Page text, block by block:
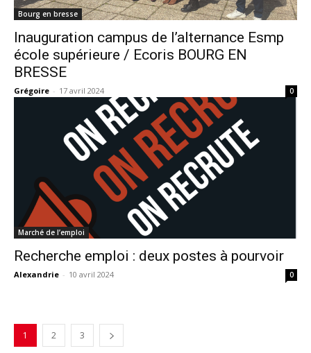
Bourg en bresse
Inauguration campus de l’alternance Esmp
école supérieure / Ecoris BOURG EN
BRESSE
Grégoire - 17 avril 2024 0
Marché de l’emploi
Recherche emploi : deux postes à pourvoir
Alexandrie - 10 avril 2024 0
1 2 3